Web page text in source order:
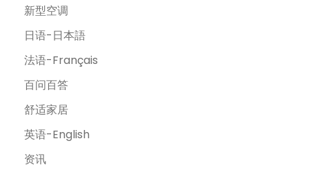
新型空调
日语-日本語
法语-Français
百问百答
舒适家居
英语-English
资讯